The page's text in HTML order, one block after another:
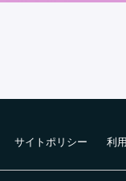
サイトポリシー 利